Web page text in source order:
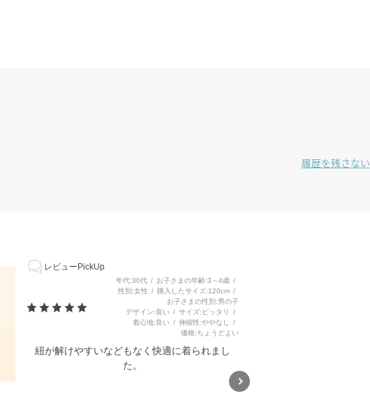
履歴を残さない
レビューPickUp
年代 30代 お子さまの年齢 3～4歳
性別 女性 購入したサイズ 120cm
お子さまの性別 男の子
デザイン 良い サイズ ピッタリ
着心地 良い 伸縮性 ややなし
価格 ちょうどよい
紐が解けやすいなどもなく快適に着られまし
た。